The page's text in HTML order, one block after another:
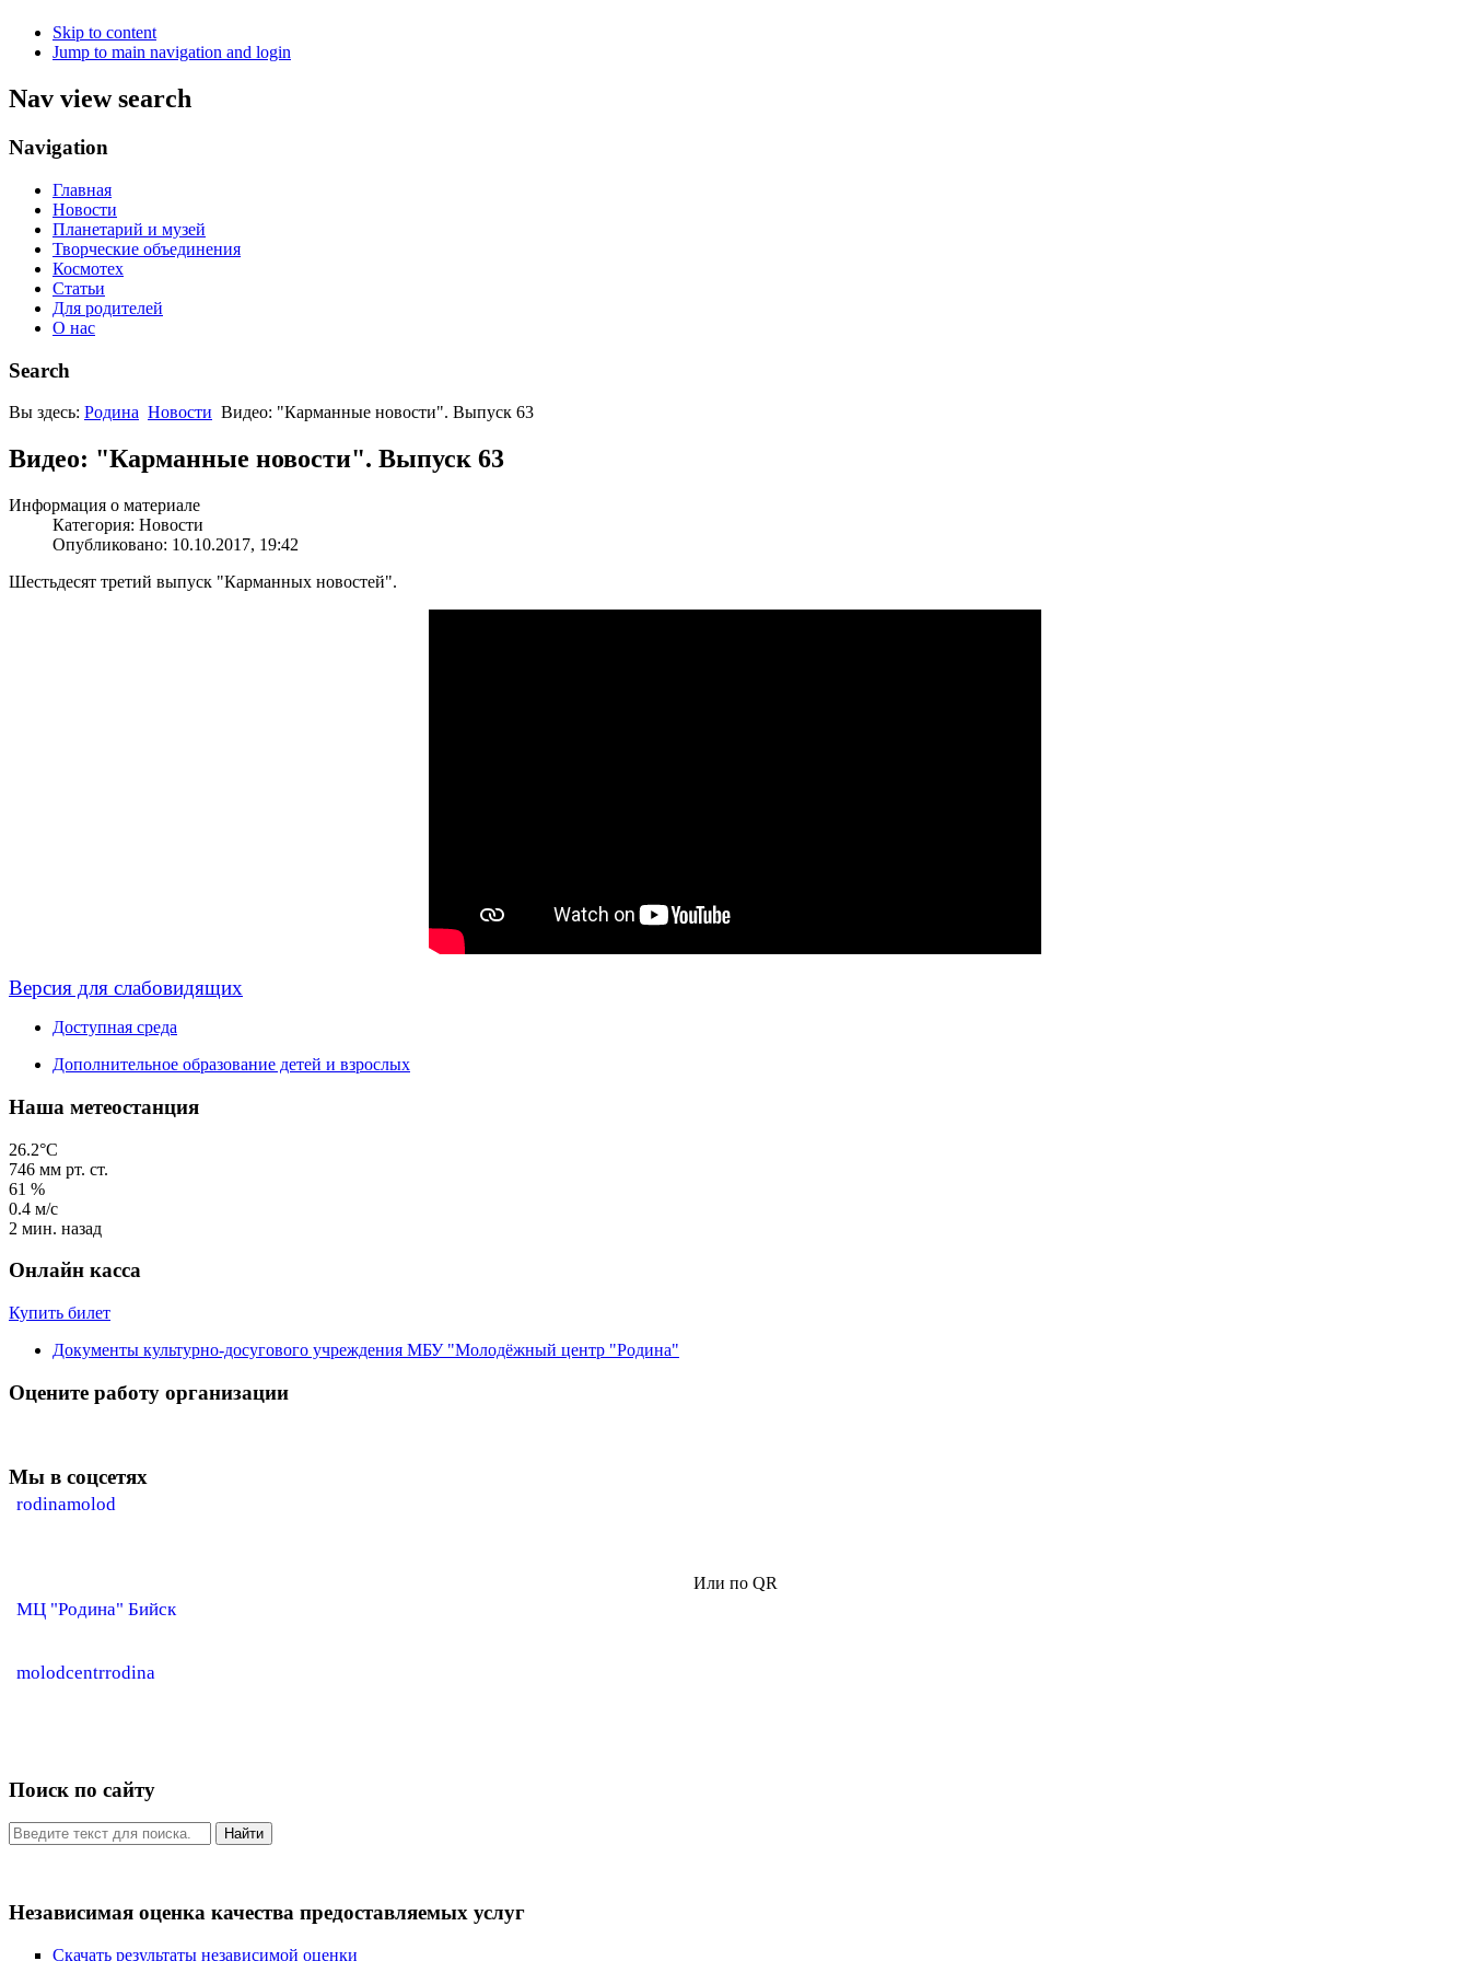
Skip to content
Jump to main navigation and login
Nav view search
Navigation
Главная
Новости
Планетарий и музей
Творческие объединения
Космотех
Статьи
Для родителей
О нас
Search
Вы здесь: Родина Новости Видео: "Карманные новости". Выпуск 63
Видео: "Карманные новости". Выпуск 63
Информация о материале
Категория: Новости
Опубликовано: 10.10.2017, 19:42
Шестьдесят третий выпуск "Карманных новостей".
Версия для слабовидящих
Доступная среда
Дополнительное образование детей и взрослых
Наша метеостанция
26.2°C
746 мм рт. ст.
61 %
0.4 м/с
2 мин. назад
Онлайн касса
Купить билет
Документы культурно-досугового учреждения МБУ "Молодёжный центр "Родина"
Оцените работу организации
Мы в соцсетях
rodinamolod
Или по QR
МЦ "Родина" Бийск
molodcentrrodina
Поиск по сайту
Найти
Независимая оценка качества предоставляемых услуг
Скачать результаты независимой оценки